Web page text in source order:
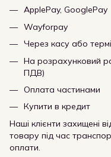
ApplePay, GooglePay
Wayforpay
Через касу або
На розрахунковий
ПДВ)
Оплата частинами
Купити в кредит
Наші клієнти захищені
товару під час
оплати.